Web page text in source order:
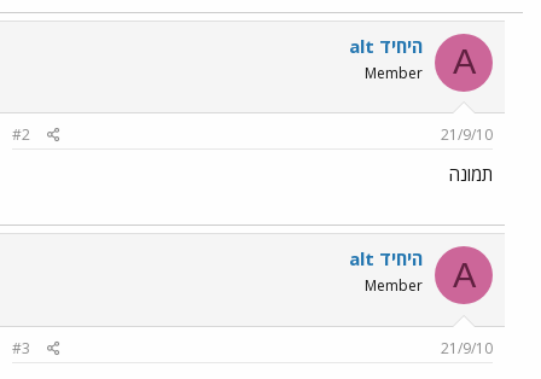
A alt היחיד
Member
21/9/10
#2
תמונה
A alt היחיד
Member
21/9/10
#3